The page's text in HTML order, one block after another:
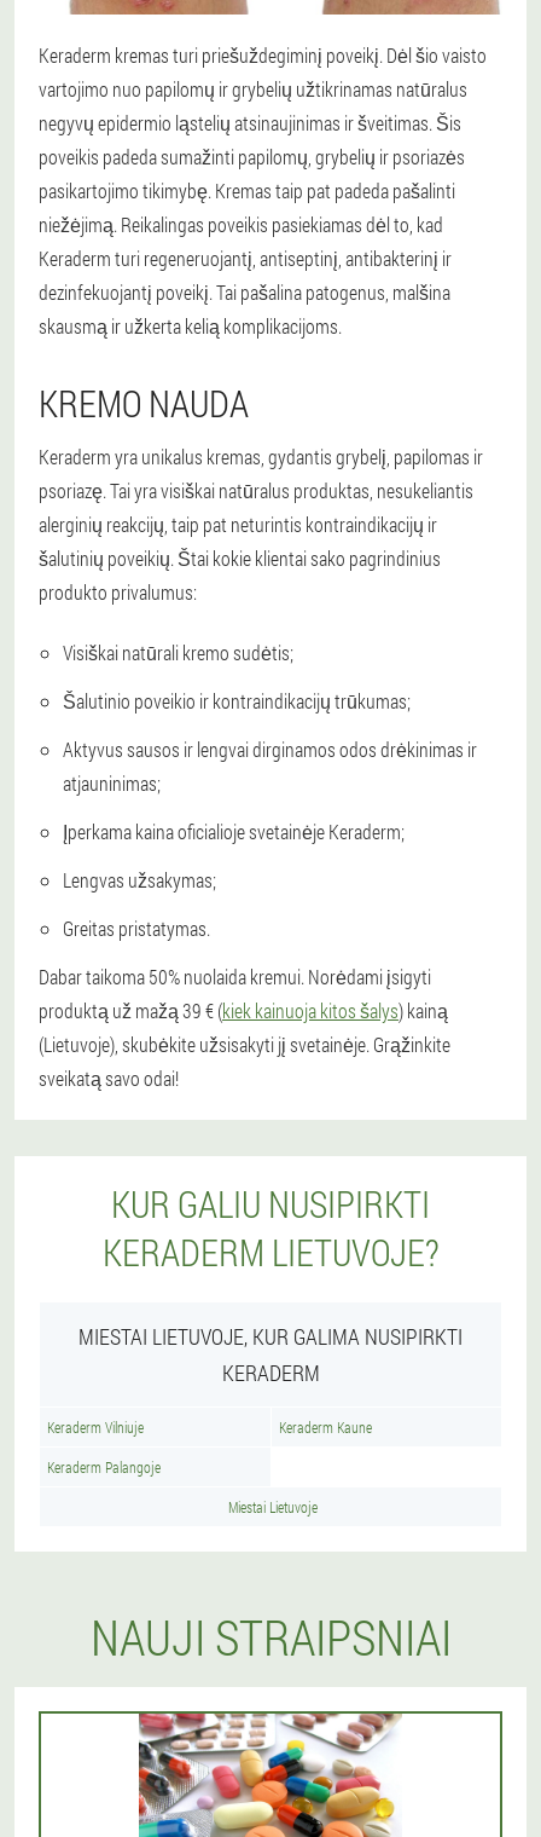
Keraderm kremas turi priešuždegiminį poveikį. Dėl šio vaisto
vartojimo nuo papilomų ir grybelių užtikrinamas natūralus
negyvų epidermio ląstelių atsinaujinimas ir šveitimas. Šis
poveikis padeda sumažinti papilomų, grybelių ir psoriazės
pasikartojimo tikimybę. Kremas taip pat padeda pašalinti
niežėjimą. Reikalingas poveikis pasiekiamas dėl to, kad
Keraderm turi regeneruojantį, antiseptinį, antibakterinį ir
dezinfekuojantį poveikį. Tai pašalina patogenus, malšina
skausmą ir užkerta kelią komplikacijoms.
KREMO NAUDA
Keraderm yra unikalus kremas, gydantis grybelį, papilomas ir
psoriazę. Tai yra visiškai natūralus produktas, nesukeliantis
alerginių reakcijų, taip pat neturintis kontraindikacijų ir
šalutinių poveikių. Štai kokie klientai sako pagrindinius
produkto privalumus:
Visiškai natūrali kremo sudėtis;
Šalutinio poveikio ir kontraindikacijų trūkumas;
Aktyvus sausos ir lengvai dirginamos odos drėkinimas ir
atjauninimas;
Įperkama kaina oficialioje svetainėje Keraderm;
Lengvas užsakymas;
Greitas pristatymas.
Dabar taikoma 50% nuolaida kremui. Norėdami įsigyti
produktą už mažą 39 € (kiek kainuoja kitos šalys) kainą
(Lietuvoje), skubėkite užsisakyti jį svetainėje. Grąžinkite
sveikatą savo odai!
KUR GALIU NUSIPIRKTI
KERADERM LIETUVOJE?
MIESTAI LIETUVOJE, KUR GALIMA NUSIPIRKTI
KERADERM
Keraderm Vilniuje Keraderm Kaune
Keraderm Palangoje
Miestai Lietuvoje
NAUJI STRAIPSNIAI